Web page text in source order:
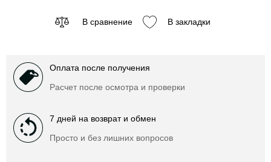
В сравнение В закладки
Оплата после получения
Расчет после осмотра и проверки
7 дней на возврат и обмен
Просто и без лишних вопросов